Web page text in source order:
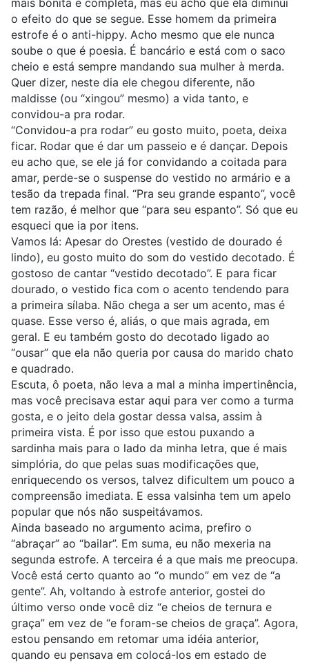
mais bonita e completa, mas eu acho que ela diminui
o efeito do que se segue. Esse homem da primeira
estrofe é o anti-hippy. Acho mesmo que ele nunca
soube o que é poesia. É bancário e está com o saco
cheio e está sempre mandando sua mulher à merda.
Quer dizer, neste dia ele chegou diferente, não
maldisse (ou “xingou” mesmo) a vida tanto, e
convidou-a pra rodar.
“Convidou-a pra rodar” eu gosto muito, poeta, deixa
ficar. Rodar que é dar um passeio e é dançar. Depois
eu acho que, se ele já for convidando a coitada para
amar, perde-se o suspense do vestido no armário e a
tesão da trepada final. “Pra seu grande espanto”, você
tem razão, é melhor que “para seu espanto”. Só que eu
esqueci que ia por itens.
Vamos lá: Apesar do Orestes (vestido de dourado é
lindo), eu gosto muito do som do vestido decotado. É
gostoso de cantar “vestido decotado”. E para ficar
dourado, o vestido fica com o acento tendendo para
a primeira sílaba. Não chega a ser um acento, mas é
quase. Esse verso é, aliás, o que mais agrada, em
geral. E eu também gosto do decotado ligado ao
“ousar” que ela não queria por causa do marido chato
e quadrado.
Escuta, ô poeta, não leva a mal a minha impertinência,
mas você precisava estar aqui para ver como a turma
gosta, e o jeito dela gostar dessa valsa, assim à
primeira vista. É por isso que estou puxando a
sardinha mais para o lado da minha letra, que é mais
simplória, do que pelas suas modificações que,
enriquecendo os versos, talvez dificultem um pouco a
compreensão imediata. E essa valsinha tem um apelo
popular que nós não suspeitávamos.
Ainda baseado no argumento acima, prefiro o
“abraçar” ao “bailar”. Em suma, eu não mexeria na
segunda estrofe. A terceira é a que mais me preocupa.
Você está certo quanto ao “o mundo” em vez de “a
gente”. Ah, voltando à estrofe anterior, gostei do
último verso onde você diz “e cheios de ternura e
graça” em vez de “e foram-se cheios de graça”. Agora,
estou pensando em retomar uma idéia anterior,
quando eu pensava em colocá-los em estado de